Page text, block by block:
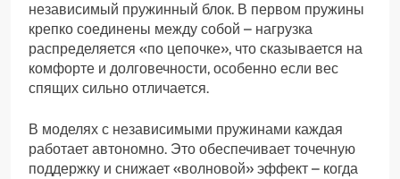
независимый пружинный блок. В первом пружины
крепко соединены между собой – нагрузка
распределяется «по цепочке», что сказывается на
комфорте и долговечности, особенно если вес
спящих сильно отличается.
В моделях с независимыми пружинами каждая
работает автономно. Это обеспечивает точечную
поддержку и снижает «волновой» эффект – когда